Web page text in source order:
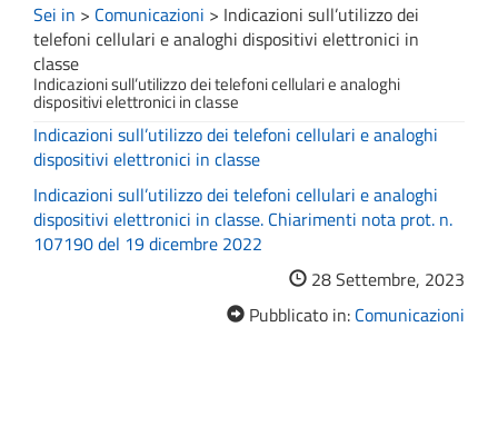
Sei in > Comunicazioni > Indicazioni sull’utilizzo dei
telefoni cellulari e analoghi dispositivi elettronici in
classe
Indicazioni sull’utilizzo dei telefoni cellulari e analoghi
dispositivi elettronici in classe
Indicazioni sull’utilizzo dei telefoni cellulari e analoghi
dispositivi elettronici in classe
Indicazioni sull’utilizzo dei telefoni cellulari e analoghi
dispositivi elettronici in classe. Chiarimenti nota prot. n.
107190 del 19 dicembre 2022
28 Settembre, 2023
Pubblicato in: Comunicazioni